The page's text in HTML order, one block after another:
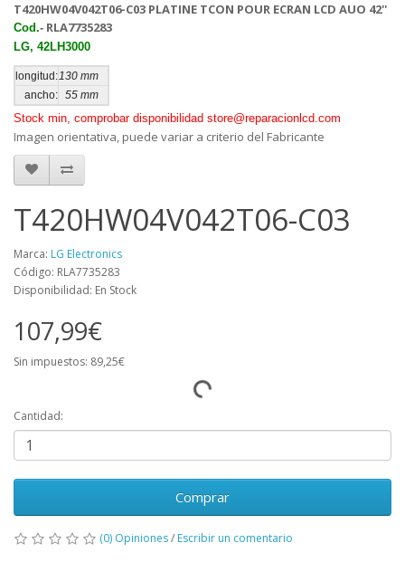
T420HW04V042T06-C03 PLATINE TCON POUR ECRAN LCD AUO 42''
Cod.- RLA7735283
LG, 42LH3000
longitud:130 mm
ancho: 55 mm
Stock min, comprobar disponibilidad store@reparacionlcd.com
Imagen orientativa, puede variar a criterio del Fabricante
T420HW04V042T06-C03
Marca: LG Electronics
Código: RLA7735283
Disponibilidad: En Stock
107,99€
Sin impuestos: 89,25€
Cantidad:
Comprar
(0) Opiniones/ Escribir un comentario